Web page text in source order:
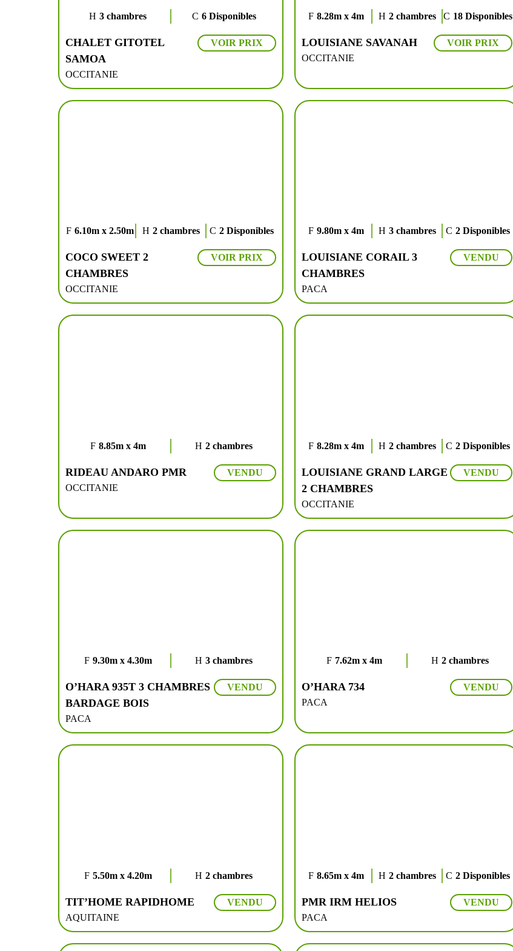
3 chambres 6 Disponibles
CHALET GITOTEL
SAMOA
OCCITANIE
VOIR PRIX
8.28m x 4m 2 chambres 18 Disponibles
LOUISIANE SAVANAH
OCCITANIE
VOIR PRIX
6.10m x 2.50m 2 chambres 2 Disponibles
COCO SWEET 2
CHAMBRES
OCCITANIE
VOIR PRIX
9.80m x 4m 3 chambres 2 Disponibles
LOUISIANE CORAIL 3
CHAMBRES
PACA
VENDU
8.85m x 4m 2 chambres
RIDEAU ANDARO PMR
OCCITANIE
VENDU
8.28m x 4m 2 chambres 2 Disponibles
LOUISIANE GRAND LARGE
2 CHAMBRES
OCCITANIE
VENDU
9.30m x 4.30m 3 chambres
O’HARA 935T 3 CHAMBRES
BARDAGE BOIS
PACA
VENDU
7.62m x 4m 2 chambres
O’HARA 734
PACA
VENDU
5.50m x 4.20m 2 chambres
TIT’HOME RAPIDHOME
AQUITAINE
VENDU
8.65m x 4m 2 chambres 2 Disponibles
PMR IRM HELIOS
PACA
VENDU